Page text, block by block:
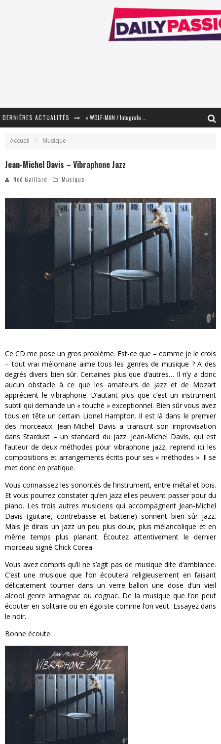
DERNIÈRES ACTUALITÉS
Star Fox
PsyRiver 2026 : la magie revient sur les rives de l’Aar
« MOFUSAND / Parler Japonais » – Des Expressions Pratiques !
Assassin's Creed Black Flag Resynced
Accueil Musique
Jean-Michel Davis – Vibraphone Jazz
Noé Gaillard Musique
Ce CD me pose un gros problème. Est-ce que – comme je le crois
– tout vrai mélomane aime tous les genres de musique ? A des
degrés divers bien sûr. Certaines plus que d’autres… Il n’y a donc
aucun obstacle à ce que les amateurs de jazz et de Mozart
apprécient le vibraphone. D’autant plus que c’est un instrument
subtil qui demande un « touché » exceptionnel. Bien sûr vous avez
tous en tête un certain Lionel Hampton. Il est là dans le premier
des morceaux. Jean-Michel Davis a transcrit son improvisation
dans Stardust – un standard du jazz. Jean-Michel Davis, qui est
l’auteur de deux méthodes pour vibraphone jazz, reprend ici les
compositions et arrangements écrits pour ses « méthodes ». Il se
met donc en pratique.
Vous connaissez les sonorités de l’instrument, entre métal et bois.
Et vous pourrez constater qu’en jazz elles peuvent passer pour du
piano. Les trois autres musiciens qui accompagnent Jean-Michel
Davis (guitare, contrebasse et batterie) sonnent bien sûr jazz.
Mais je dirais un jazz un peu plus doux, plus mélancolique et en
même temps plus planant. Écoutez attentivement le dernier
morceau signé Chick Corea.
Vous avez compris qu’il ne s’agit pas de musique dite d’ambiance.
C’est une musique que l’on écoutera religieusement en faisant
délicatement tourner dans un verre ballon une dose d’un vieil
alcool genre armagnac ou cognac. De la musique que l’on peut
écouter en solitaire ou en égoïste comme l’on veut. Essayez dans
le noir.
Bonne écoute…